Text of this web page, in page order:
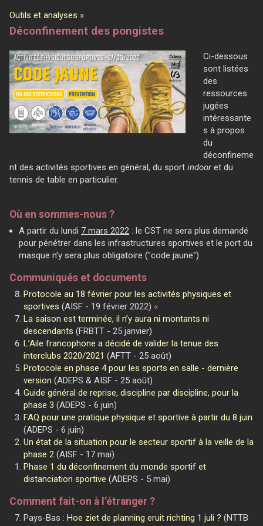
Outils et analyses »
Déconfinement des pongistes
Ci-dessous
sont listées
des
ressources
jugées
intéressante
s à propos
du
déconfineme
nt des activités sportives en général, du sport indooret du
tennis de table en particulier.
Où en sommes-nous ?
A partir du lundi 7 mars 2022 : le CST ne sera plus demandé
pour pénétrer dans les infrastructures sportives et le port du
masque n’y sera plus obligatoire ("code jaune")
Communiqués et documents
Protocole au 18 février pour les activités physiques et
sportives (AISF - 19 février 2022) «
La saison est terminée, il n’y aura ni montants ni
descendants (FRBTT - 25 janvier)
L’Aile francophone a décidé de valider la tenue des
interclubs 2020/2021 (AFTT - 25 août)
Protocole en phase 4 pour les sports en salle - dernière
version (ADEPS & AISF - 25 août)
Guide général de reprise, discipline par discipline, pour la
phase 3 (ADEPS - 6 juin)
FAQ pour une pratique physique et sportive à partir du 8 juin
(ADEPS - 6 juin)
Un état de la situation pour le secteur sportif à la veille de la
phase 2 (AISF - 17 mai)
Phase 1 du déconfinement du monde sportif et
distanciation sportive (ADEPS - 5 mai)
Comment fait-on à l’étranger ?
Pays-Bas : Hoe ziet de planning eruit richting 1 juli ? (NTTB